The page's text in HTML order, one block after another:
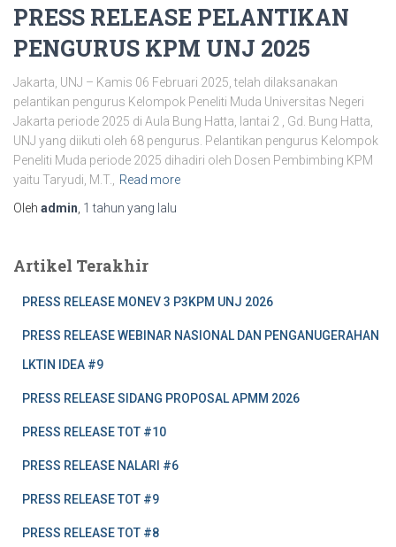
PRESS RELEASE PELANTIKAN
PENGURUS KPM UNJ 2025
Jakarta, UNJ – Kamis 06 Februari 2025, telah dilaksanakan
pelantikan pengurus Kelompok Peneliti Muda Universitas Negeri
Jakarta periode 2025 di Aula Bung Hatta, lantai 2 , Gd. Bung Hatta,
UNJ yang diikuti oleh 68 pengurus. Pelantikan pengurus Kelompok
Peneliti Muda periode 2025 dihadiri oleh Dosen Pembimbing KPM
yaitu Taryudi, M.T.,
Read more
Oleh admin 1 tahun yang lalu
Artikel Terakhir
PRESS RELEASE MONEV 3 P3KPM UNJ 2026
PRESS RELEASE WEBINAR NASIONAL DAN PENGANUGERAHAN
LKTIN IDEA #9
PRESS RELEASE SIDANG PROPOSAL APMM 2026
PRESS RELEASE TOT #10
PRESS RELEASE NALARI #6
PRESS RELEASE TOT #9
PRESS RELEASE TOT #8